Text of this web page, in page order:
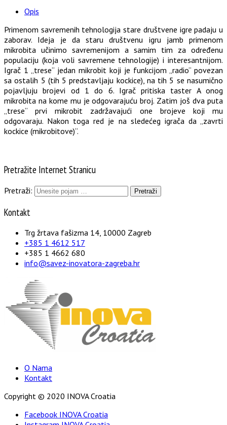
Opis
Primenom savremenih tehnologija stare društvene igre padaju u
zaborav. Ideja je da staru društvenu igru jamb primenom
mikrobita učinimo savremenijom a samim tim za određenu
populaciju (koja voli savremene tehnologije) i interesantnijom.
Igrač 1 „trese“ jedan mikrobit koji je funkcijom „radio“ povezan
sa ostalih 5 (tih 5 predstavljaju kockice), na tih 5 se nasumično
pojavljuju brojevi od 1 do 6. Igrač pritiska taster A onog
mikrobita na kome mu je odgovarajuću broj. Zatim još dva puta
„trese“ prvi mikrobit zadržavajući one brojeve koji mu
odgovaraju. Nakon toga red je na sledećeg igrača da „zavrti
kockice (mikrobitove)“.
Pretražite Internet Stranicu
Pretraži:
Kontakt
Trg žrtava fašizma 14, 10000 Zagreb
+385 1 4612 517
+385 1 4662 680
info@savez-inovatora-zagreba.hr
O Nama
Kontakt
Copyright © 2020 INOVA Croatia
Facebook INOVA Croatia